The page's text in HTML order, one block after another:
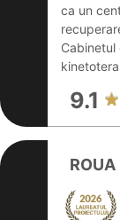
ca un
9.1